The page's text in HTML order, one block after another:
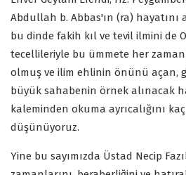
Abdullah b. Abbas'ın (ra) hayatını
bu dinde fakih kıl ve tevil ilmini de
tecellileriyle bu ümmete her
olmuş ve ilim ehlinin önünü açan,
büyük sahabenin örnek alınacak
kaleminden okuma ayrıcalığını
düşünüyoruz.
Yine bu sayımızda Üstad Necip